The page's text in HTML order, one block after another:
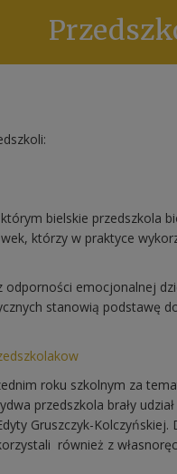
bielskie przedszkola
którzy w praktyce
emocjonalnej
stanowią podstawę
roku szkolnym za
przedszkola brały
Gruszczyk-Kolczyńskiej.
również z